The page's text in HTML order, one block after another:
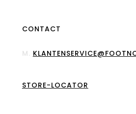
CONTACT
M.
STORE-LOCATOR